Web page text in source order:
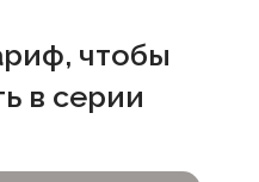
чтобы
в серии